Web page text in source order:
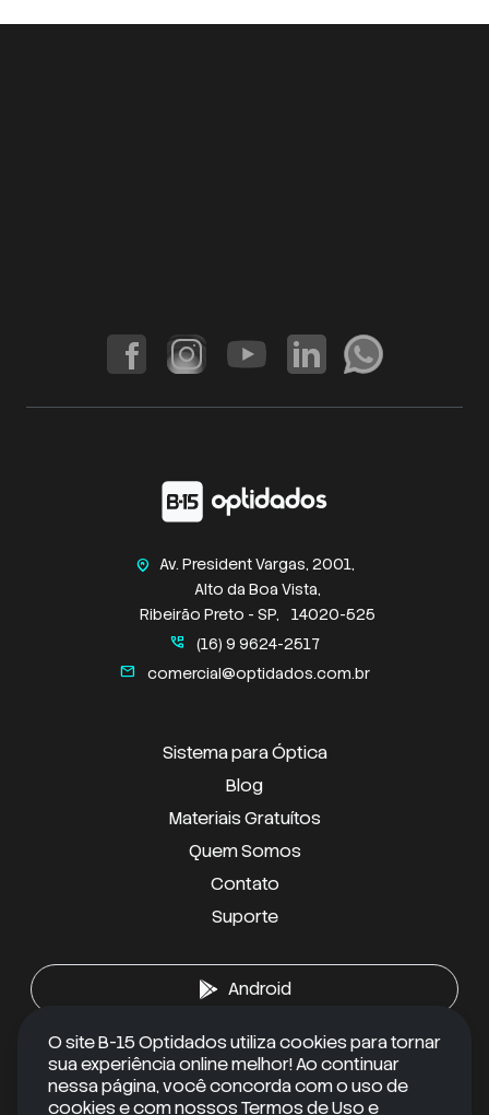
home_pin
Av. President Vargas, 2001,
Alto da Boa Vista,
Ribeirão Preto - SP,
14020-525
perm_phone_msg (16) 9 9624-2517
mail comercial@optidados.com.br
Sistema para Óptica
Blog
Materiais Gratuítos
Quem Somos
Contato
Suporte
Android
iOS
O site B-15 Optidados utiliza cookies para tornar
sua experiência online melhor! Ao continuar
nessa página, você concorda com o uso de
cookies e com nossos Termos de Uso e